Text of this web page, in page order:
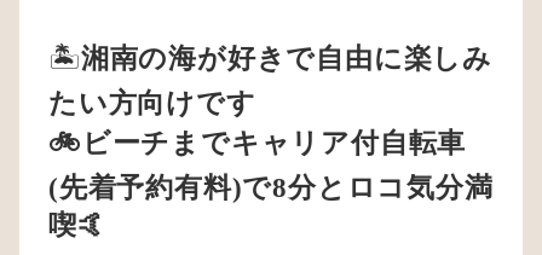
🏝️湘南の海が好きで自由に楽しみ
たい方向けです
🚲ビーチまでキャリア付自転車
(先着予約有料)で8分とロコ気分満
喫🤙